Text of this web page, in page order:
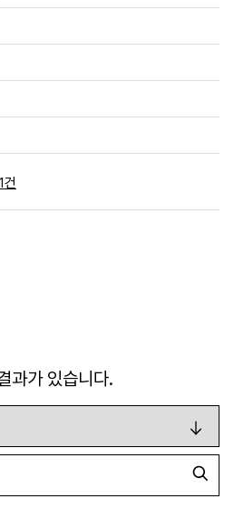
건
과가 있습니다.